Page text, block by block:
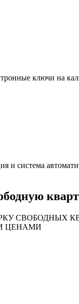
ключи на
и система
СВОБОДНЫХ
ЦЕНАМИ